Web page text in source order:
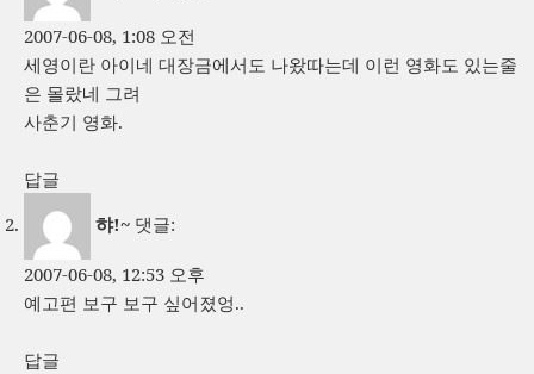
2007-06-08, 1:08 오전
세영이란 아이네 대장금에서도 나왔따는데 이런 영화도 있는줄
은 몰랐네 그려
사춘기 영화.
답글
햐!~ 댓글:
2007-06-08, 12:53 오후
예고편 보구 보구 싶어졌엉..
답글